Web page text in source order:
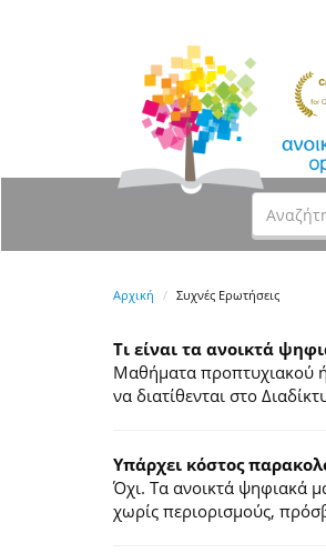
Αρχική Συχνές Ερωτήσεις
Τι είναι τα ανοικτά
Μαθήματα προπτυχιακού
να διατίθενται στο
Υπάρχει κόστος
Όχι. Τα ανοικτά ψηφιακά
χωρίς περιορισμούς,